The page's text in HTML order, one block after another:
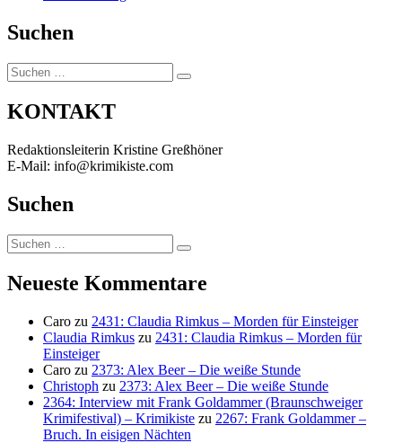
Suchen
Suchen
nach:
Suchen
KONTAKT
Redaktionsleiterin Kristine Greßhöner
E-Mail: info@krimikiste.com
Suchen
Suchen
nach:
Suchen
Neueste Kommentare
Caro zu 2431: Claudia Rimkus – Morden für Einsteiger
Claudia Rimkus zu 2431: Claudia Rimkus – Morden für
Einsteiger
Caro zu 2373: Alex Beer – Die weiße Stunde
Christoph zu 2373: Alex Beer – Die weiße Stunde
2364: Interview mit Frank Goldammer (Braunschweiger
Krimifestival) – Krimikiste zu 2267: Frank Goldammer –
Bruch. In eisigen Nächten